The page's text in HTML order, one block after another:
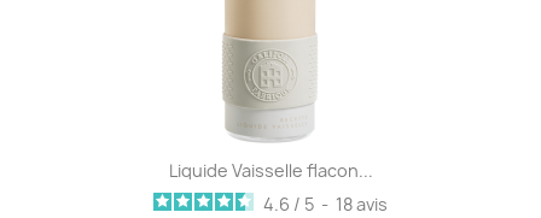
Liquide Vaisselle flacon...
4.6 / 5 - 18avis